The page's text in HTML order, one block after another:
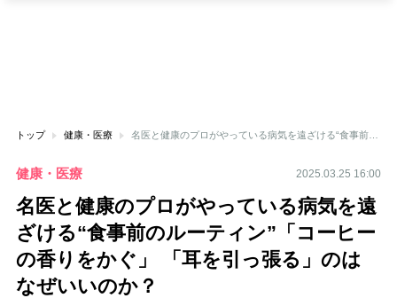
トップ 健康・医療 名医と健康のプロがやっている病気を遠ざける“食事前のルーティン”「コーヒーの香りをかぐ」 「耳を引っ張る」のはなぜいいのか？
健康・医療 2025.03.25 16:00
名医と健康のプロがやっている病気を遠
ざける“食事前のルーティン”「コーヒー
の香りをかぐ」 「耳を引っ張る」のは
なぜいいのか？